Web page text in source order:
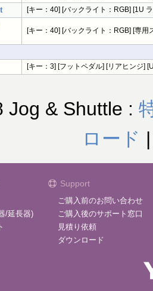
[キー：40] [バックライト：RGB] [1U
[キー：40] [バックライト：RGB] [専用
[キー：3] [フットペダル] [リアヒンジ]
Jog & Shuttle :
ロード
/延長器)
Support
ご購入前のお問い合わせ
ご購入後のサポート窓口
見積り依頼
ダウンロード